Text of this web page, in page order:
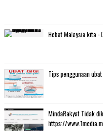
Hebat Malaysia kita -
Tips penggunaan
MindaRakyat Tidak
https://